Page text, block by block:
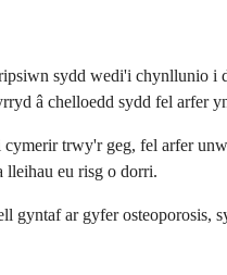
sydd wedi'i chynllunio
â chelloedd sydd fel arfer
trwy'r geg, fel arfer
eu risg o dorri.
gyntaf ar gyfer